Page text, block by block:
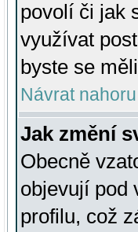
povolí či jak
využívat
byste se
Návrat nahoru
Jak změní
Obecně
objevují pod
profilu, což